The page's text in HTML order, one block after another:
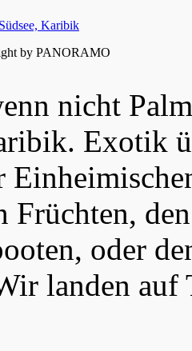
by PANORAMO
nicht
Exotik
Früchten,
oder
landen